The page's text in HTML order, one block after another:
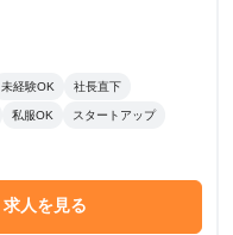
未経験OK 社長直下
私服OK スタートアップ
求人を見る